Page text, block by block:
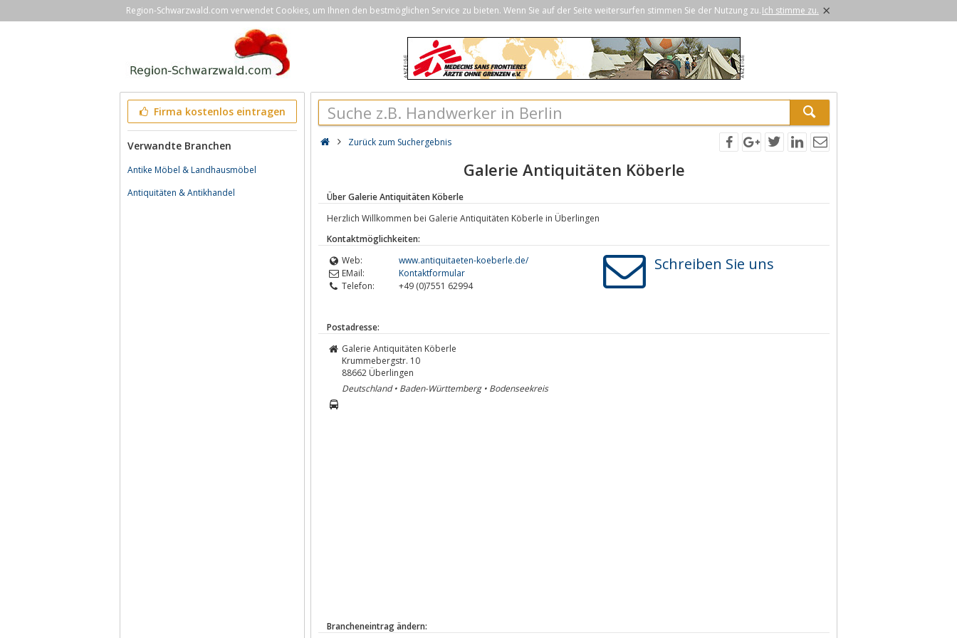
Region-Schwarzwald.com verwendet Cookies, um Ihnen den bestmöglichen Service zu bieten. Wenn Sie auf der Seite weitersurfen stimmen Sie der Nutzung zu.Ich stimme zu. ×
Firma kostenlos eintragen
Verwandte Branchen
Antike Möbel & Landhausmöbel
Antiquitäten & Antikhandel
Zurück zum Suchergebnis
Galerie Antiquitäten Köberle
Über Galerie Antiquitäten Köberle
Herzlich Willkommen bei Galerie Antiquitäten Köberle in Überlingen
Kontaktmöglichkeiten:
Web:
www.antiquitaeten-koeberle.de/
EMail:
Kontaktformular
Telefon:
+49 (0)7551 62994
Schreiben Sie uns
Postadresse:
Galerie Antiquitäten Köberle
Krummebergstr. 10
88662 Überlingen
Deutschland • Baden-Württemberg • Bodenseekreis
Brancheneintrag ändern: